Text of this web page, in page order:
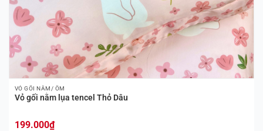
VỎ GỐI NẰM/ ÔM
Vỏ gối nằm lụa tencel Thỏ Dâu
199.000₫